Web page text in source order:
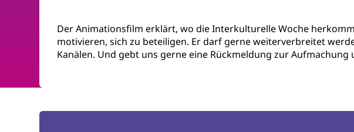
Der Animationsfilm erklärt, wo die Interkulturelle Woche
motivieren, sich zu beteiligen. Er darf gerne weiterverbreitet
Kanälen. Und gebt uns gerne eine Rückmeldung zur Aufmachung